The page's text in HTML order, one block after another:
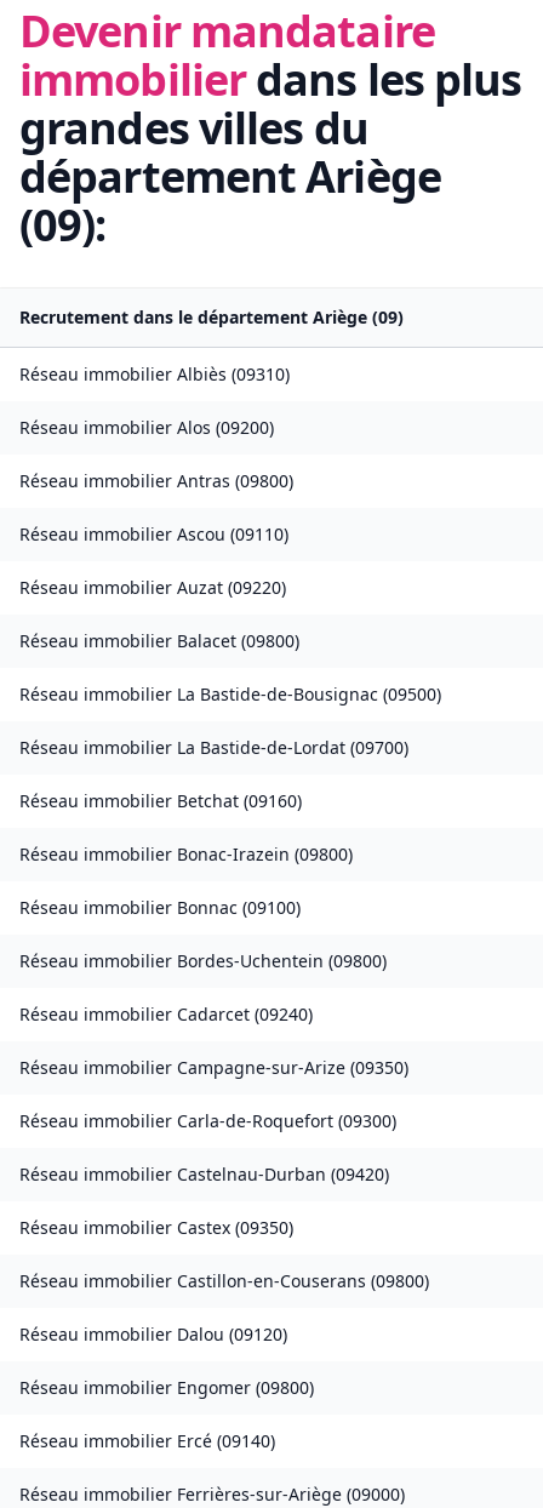
Devenir mandataire
immobilierdans les plus
grandes villes du
départementAriège
(09):
Recrutement dans le département Ariège (09)
Réseau immobilier Albiès (09310)
Réseau immobilier Alos (09200)
Réseau immobilier Antras (09800)
Réseau immobilier Ascou (09110)
Réseau immobilier Auzat (09220)
Réseau immobilier Balacet (09800)
Réseau immobilier La Bastide-de-Bousignac (09500)
Réseau immobilier La Bastide-de-Lordat (09700)
Réseau immobilier Betchat (09160)
Réseau immobilier Bonac-Irazein (09800)
Réseau immobilier Bonnac (09100)
Réseau immobilier Bordes-Uchentein (09800)
Réseau immobilier Cadarcet (09240)
Réseau immobilier Campagne-sur-Arize (09350)
Réseau immobilier Carla-de-Roquefort (09300)
Réseau immobilier Castelnau-Durban (09420)
Réseau immobilier Castex (09350)
Réseau immobilier Castillon-en-Couserans (09800)
Réseau immobilier Dalou (09120)
Réseau immobilier Engomer (09800)
Réseau immobilier Ercé (09140)
Réseau immobilier Ferrières-sur-Ariège (09000)